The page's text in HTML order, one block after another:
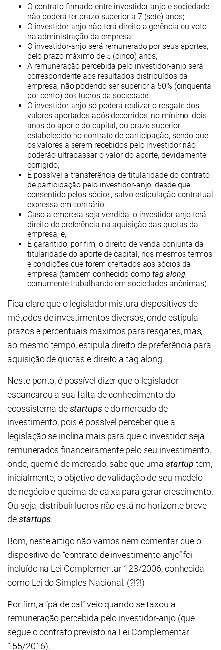
O contrato firmado entre investidor-anjo e sociedade
não poderá ter prazo superior a 7 (sete) anos;
O investidor-anjo não terá direito a gerência ou voto
na administração da empresa;
O investidor-anjo será remunerado por seus aportes,
pelo prazo máximo de 5 (cinco) anos;
A remuneração percebida pelo investidor-anjo será
correspondente aos resultados distribuídos da
empresa, não podendo ser superior a 50% (cinquenta
por cento) dos lucros da sociedade;
O investidor-anjo só poderá realizar o resgate dos
valores aportados após decorridos, no mínimo, dois
anos do aporte do capital, ou prazo superior
estabelecido no contrato de participação, sendo que
os valores a serem recebidos pelo investidor não
poderão ultrapassar o valor do aporte, devidamente
corrigido;
É possível a transferência de titularidade do contrato
de participação pelo investidor-anjo, desde que
consentido pelos sócios, salvo estipulação contratual
expressa em contrário;
Caso a empresa seja vendida, o investidor-anjo terá
direito de preferência na aquisição das quotas da
empresa; e,
É garantido, por fim, o direito de venda conjunta da
titularidade do aporte de capital, nos mesmos termos
e condições que forem ofertados aos sócios da
empresa (também conhecido como tag along,
comumente trabalhando em sociedades anônimas).
Fica claro que o legislador mistura dispositivos de
métodos de investimentos diversos, onde estipula
prazos e percentuais máximos para resgates, mas,
ao mesmo tempo, estipula direito de preferência para
aquisição de quotas e direito a tag along.
Neste ponto, é possível dizer que o legislador
escancarou a sua falta de conhecimento do
ecossistema destartupse do mercado de
investimento, pois é possível perceber que a
legislação se inclina mais para que o investidor seja
remunerados financeiramente pelo seu investimento,
onde, quem é de mercado, sabe que uma startup tem,
inicialmente, o objetivo de validação de seu modelo
de negócio e queima de caixa para gerar crescimento.
Ou seja, distribuir lucros não está no horizonte breve
destartups.
Bom, neste artigo não vamos nem comentar que o
dispositivo do “contrato de investimento anjo” foi
incluído na Lei Complementar 123/2006, conhecida
como Lei do Simples Nacional. (?!?!)
Por fim, a “pá de cal” veio quando se taxou a
remuneração percebida pelo investidor-anjo (que
segue o contrato previsto na Lei Complementar
155/2016).